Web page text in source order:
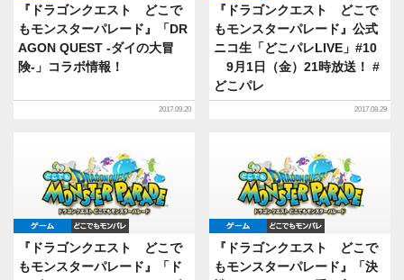
『ドラゴンクエスト どこで
もモンスターパレード』「DR
AGON QUEST -ダイの大冒
険-」コラボ情報！
2017.09.20
『ドラゴンクエスト どこで
もモンスターパレード』公式
ニコ生「どこパレLIVE」#10
9月1日（金）21時放送！ #
どこパレ
2017.08.29
ゲーム どこでもDQMP
『ドラゴンクエスト どこで
もモンスターパレード』「ド
ゲーム
『ドラゴンクエスト どこで
もモンスターパレード』「決